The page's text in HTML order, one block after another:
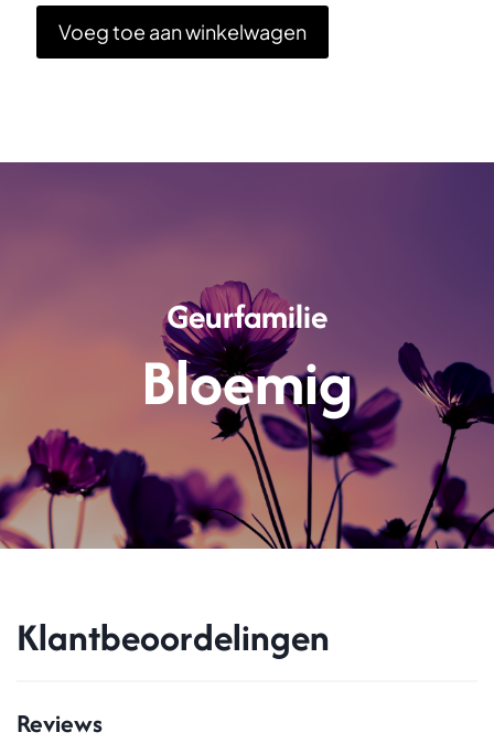
Voeg toe aan winkelwagen
Geurfamilie
Bloemig
Klantbeoordelingen
Reviews